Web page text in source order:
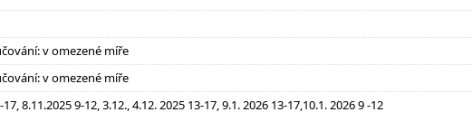
v omezené míře
v omezené míře
8.11.2025 9-12, 3.12., 4.12. 2025 13-17, 9.1. 2026 13-17,10.1. 2026 9 -12